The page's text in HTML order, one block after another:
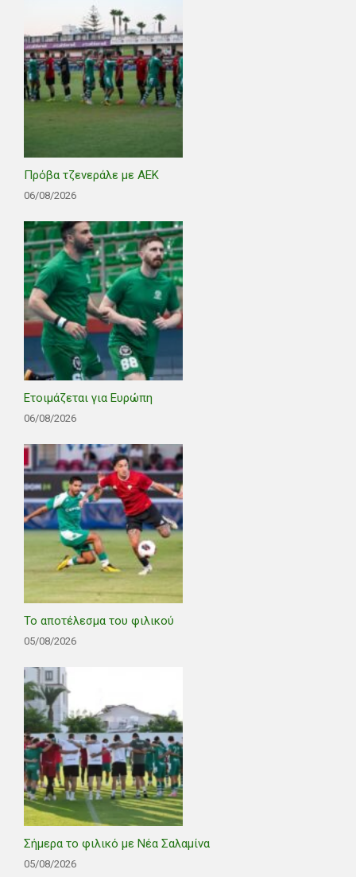
Πρόβα τζενεράλε με ΑΕΚ
06/08/2026
Ετοιμάζεται για Ευρώπη
06/08/2026
Το αποτέλεσμα του φιλικού
05/08/2026
Σήμερα το φιλικό με Νέα Σαλαμίνα
05/08/2026